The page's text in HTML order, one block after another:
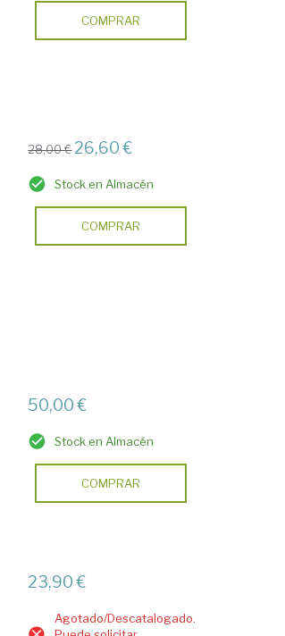
COMPRAR
28,00 € 26,60 €
Stock en Almacén
COMPRAR
50,00 €
Stock en Almacén
COMPRAR
23,90 €
Agotado/Descatalogado.